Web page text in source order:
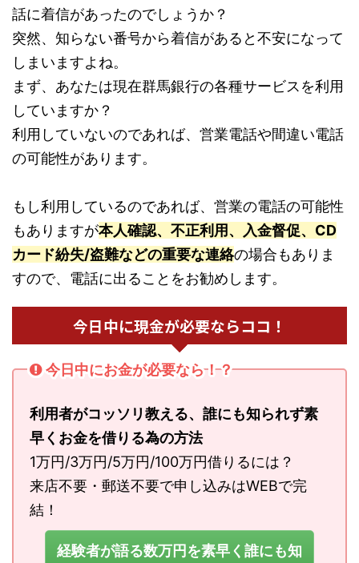
話に着信があったのでしょうか？
突然、知らない番号から着信があると不安になって
しまいますよね。
まず、あなたは現在群馬銀行の各種サービスを利用
していますか？
利用していないのであれば、営業電話や間違い電話
の可能性があります。
もし利用しているのであれば、営業の電話の可能性
もありますが本人確認、不正利用、入金督促、CD
カード紛失/盗難などの重要な連絡の場合もありま
すので、電話に出ることをお勧めします。
今日中に現金が必要ならココ！
今日中にお金が必要なら！？
利用者がコッソリ教える、誰にも知られず素
早くお金を借りる為の方法
1万円/3万円/5万円/100万円借りるには？
来店不要・郵送不要で申し込みはWEBで完
結！
経験者が語る数万円を素早く誰にも知